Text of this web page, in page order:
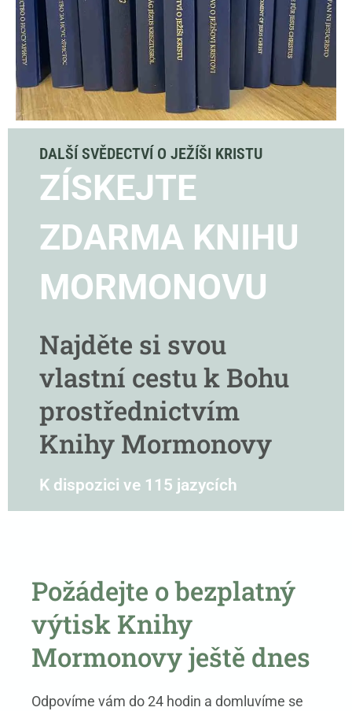
DALŠÍ SVĚDECTVÍ O JEŽÍŠI KRISTU
ZÍSKEJTE
ZDARMA KNIHU
MORMONOVU
Najděte si svou
vlastní cestu k Bohu
prostřednictvím
Knihy Mormonovy
K dispozici ve 115 jazycích
Požádejte o bezplatný
výtisk Knihy
Mormonovy ještě dnes
Odpovíme vám do 24 hodin a domluvíme se